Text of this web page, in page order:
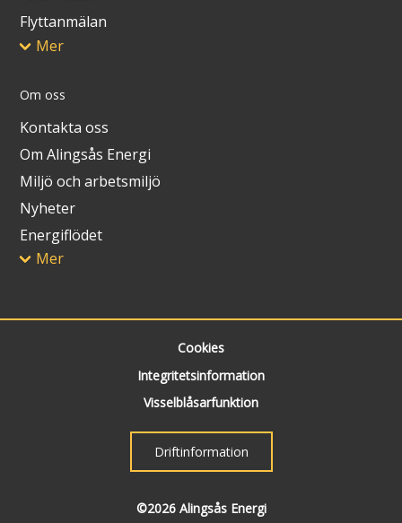
Flyttanmälan
Mer
Om oss
Kontakta oss
Om Alingsås Energi
Miljö och arbetsmiljö
Nyheter
Energiflödet
Mer
Cookies
Integritetsinformation
Visselblåsarfunktion
Driftinformation
©2026 Alingsås Energi